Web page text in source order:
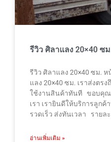
รีวิว ศิลาแลง 20×40 ซ
รีวิว ศิลาแลง 20×40 ซม.
แลง 20×40 ซม. เราส่งตร
ใช้งานสินค้าทันที ขอบคุณ
เรา เรายินดีให้บริการลูก
รวดเร็ว ส่งทันเวลา รายละ
อ่านเพิ่มเติม »